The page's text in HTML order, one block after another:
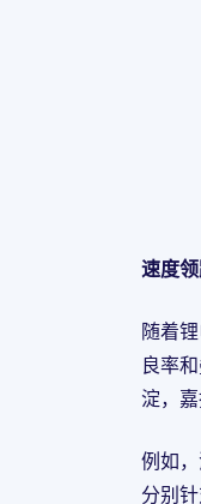
速度
随着
良率
淀，
例如
分别